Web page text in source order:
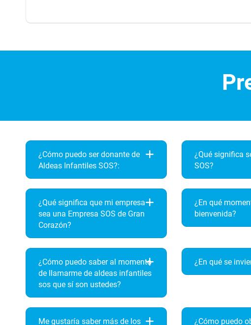
¿Cómo puedo ser donante de
Aldeas Infantiles SOS?:
¿Qué significa
SOS?
¿Qué significa que mi empresa
sea una Empresa SOS de Gran
Corazón?
¿En qué
bienvenida?
¿Cómo puedo saber al momento
de llamarme de aldeas infantiles
sos que sí son ustedes?
¿En qué se
Me gustaría saber más de los ¿Cómo puedo